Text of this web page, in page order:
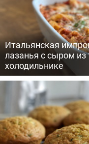
Итальянская
лазанья с сыром из
холодильнике